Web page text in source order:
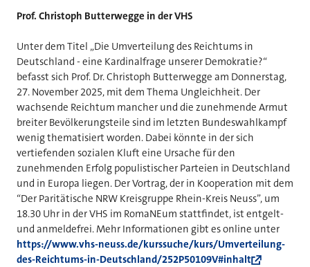
Prof. Christoph Butterwegge in der VHS
Unter dem Titel „Die Umverteilung des Reichtums in
Deutschland - eine Kardinalfrage unserer Demokratie?“
befasst sich Prof. Dr. Christoph Butterwegge am Donnerstag,
27. November 2025, mit dem Thema Ungleichheit. Der
wachsende Reichtum mancher und die zunehmende Armut
breiter Bevölkerungsteile sind im letzten Bundeswahlkampf
wenig thematisiert worden. Dabei könnte in der sich
vertiefenden sozialen Kluft eine Ursache für den
zunehmenden Erfolg populistischer Parteien in Deutschland
und in Europa liegen. Der Vortrag, der in Kooperation mit dem
“Der Paritätische NRW Kreisgruppe Rhein-Kreis Neuss”, um
18.30 Uhr in der VHS im RomaNEum stattfindet, ist entgelt-
und anmeldefrei. Mehr Informationen gibt es online unter
https://www.vhs-neuss.de/kurssuche/kurs/Umverteilung-
des-Reichtums-in-Deutschland/252P50109V#inhalt